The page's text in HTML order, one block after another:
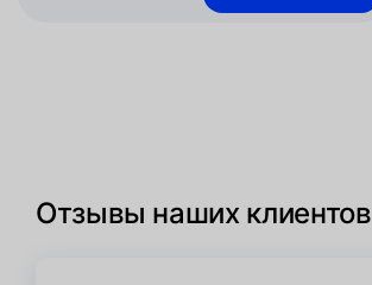
Отзывы наших клиентов